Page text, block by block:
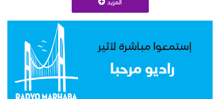
المزيد